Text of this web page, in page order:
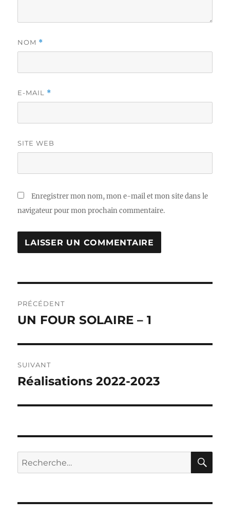
NOM *
E-MAIL *
SITE WEB
Enregistrer mon nom, mon e-mail et mon site dans le
navigateur pour mon prochain commentaire.
de
PRÉCÉDENT
Publication
UN FOUR SOLAIRE – 1
SUIVANT
Publication
Réalisations 2022-2023
Recherche
pour :